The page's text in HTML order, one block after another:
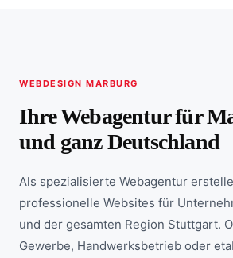
WEBDESIGN MARBURG
Ihre Webagentur für
und ganz Deutschland
Als spezialisierte Webagentur
professionelle Websites für
und der gesamten Region Stuttgart.
Gewerbe, Handwerksbetrieb oder